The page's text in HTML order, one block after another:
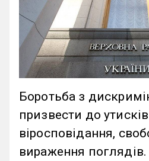
Боротьба з
призвести до
віросповідання,
вираження поглядів.